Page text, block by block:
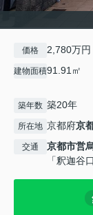
価格 2,780万円
建物面積91.91㎡
築年数 築20年
所在地 京都府京
交通 京都市営
「釈迦谷